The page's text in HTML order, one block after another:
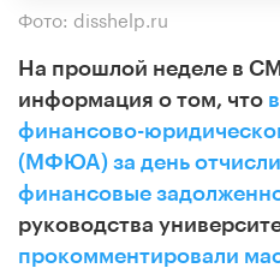
Фото: disshelp.ru
На прошлой неделе в
информация о том, что
финансово-
(МФЮА) за день
финансовые
руководства
прокомментировали